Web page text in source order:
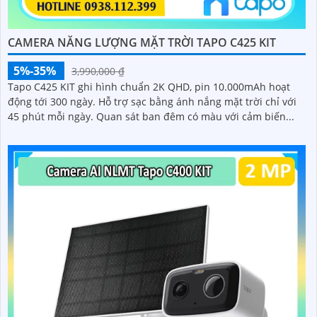
CAMERA NĂNG LƯỢNG MẶT TRỜI TAPO C425 KIT
5%-35%
3,990,000 ₫
Tapo C425 KIT ghi hình chuẩn 2K QHD, pin 10.000mAh hoạt
động tới 300 ngày. Hỗ trợ sạc bằng ánh nắng mặt trời chỉ với
45 phút mỗi ngày. Quan sát ban đêm có màu với cảm biến...